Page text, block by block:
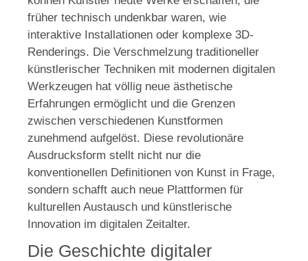
früher technisch undenkbar waren, wie
interaktive Installationen oder komplexe 3D-
Renderings. Die Verschmelzung traditioneller
künstlerischer Techniken mit modernen digitalen
Werkzeugen hat völlig neue ästhetische
Erfahrungen ermöglicht und die Grenzen
zwischen verschiedenen Kunstformen
zunehmend aufgelöst. Diese revolutionäre
Ausdrucksform stellt nicht nur die
konventionellen Definitionen von Kunst in Frage,
sondern schafft auch neue Plattformen für
kulturellen Austausch und künstlerische
Innovation im digitalen Zeitalter.
Die Geschichte digitaler